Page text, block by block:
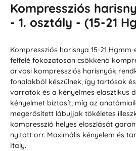
Kompressziós
- 1. osztály - (15-21
Kompressziós harisnya 15-21
felfelé fokozatosan csökkenő
orvosi kompressziós harisnyák
fonalakból készülnek, így tartósak
varratok és a kényelmes elasztikus
kényelmet biztosít, míg az
megerősített lábujjak tökéletes
kompresszió helyes eloszlását
nyitott orr. Maximális kényelem és
Italy.